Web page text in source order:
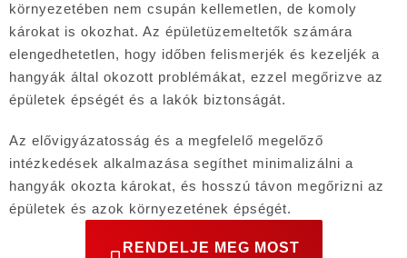
környezetében nem csupán kellemetlen, de komoly
károkat is okozhat. Az épületüzemeltetők számára
elengedhetetlen, hogy időben felismerjék és kezeljék a
hangyák által okozott problémákat, ezzel megőrizve az
épületek épségét és a lakók biztonságát.
Az elővigyázatosság és a megfelelő megelőző
intézkedések alkalmazása segíthet minimalizálni a
hangyák okozta károkat, és hosszú távon megőrizni az
épületek és azok környezetének épségét.
RENDELJE MEG MOST